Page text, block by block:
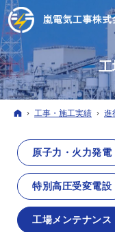
工
ホーム
工事・施工実績 進
原子力・火力発電
特別高圧受変電設
工場メンテナンス